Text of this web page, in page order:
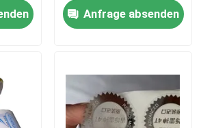
Lebensmittelbeutel
Anfrage absenden